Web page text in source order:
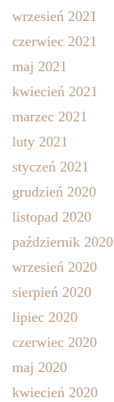
wrzesień 2021
czerwiec 2021
maj 2021
kwiecień 2021
marzec 2021
luty 2021
styczeń 2021
grudzień 2020
listopad 2020
październik 2020
wrzesień 2020
sierpień 2020
lipiec 2020
czerwiec 2020
maj 2020
kwiecień 2020